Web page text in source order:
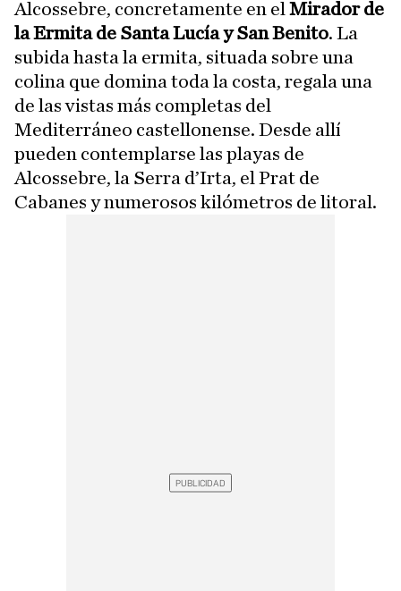
Alcossebre, concretamente en el Mirador de
la Ermita de Santa Lucía y San Benito. La
subida hasta la ermita, situada sobre una
colina que domina toda la costa, regala una
de las vistas más completas del
Mediterráneo castellonense. Desde allí
pueden contemplarse las playas de
Alcossebre, la Serra d’Irta, el Prat de
Cabanes y numerosos kilómetros de litoral.